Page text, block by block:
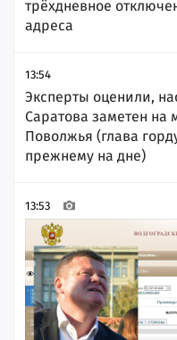
трёхдневное
адреса
13:54
Эксперты оценили,
Саратова заметен на
Поволжья (глава
прежнему на дне)
13:53